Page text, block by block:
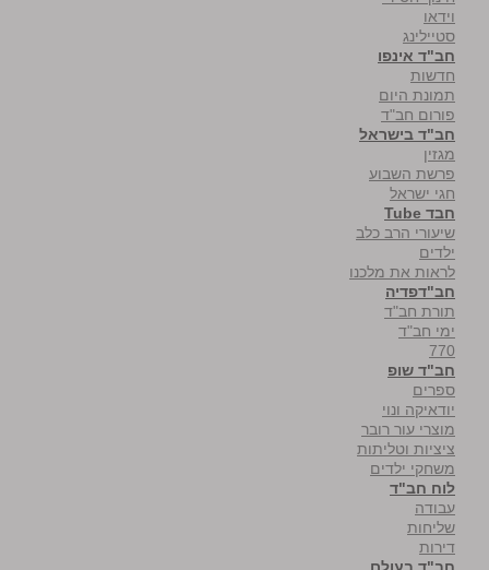
וידאו
סטיילינג
חב"ד אינפו
חדשות
תמונת היום
פורום חב"ד
חב"ד בישראל
מגזין
פרשת השבוע
חגי ישראל
חבד Tube
שיעורי הרב כלב
ילדים
לראות את מלכנו
חב"דפדיה
תורת חב"ד
ימי חב"ד
770
חב"ד שופ
ספרים
יודאיקה ונוי
מוצרי עור רובר
ציציות וטליתות
משחקי ילדים
לוח חב"ד
עבודה
שליחות
דירות